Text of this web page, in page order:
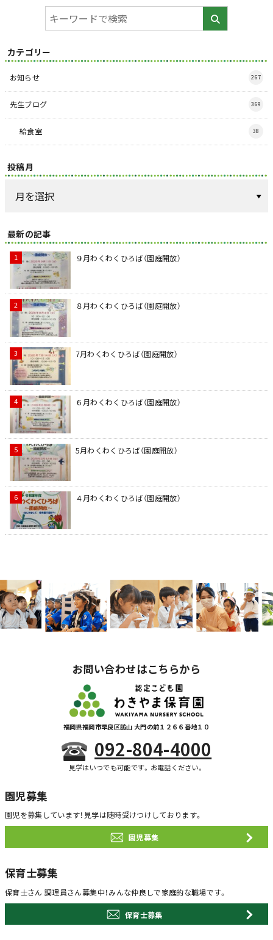
カテゴリー
お知らせ 267
先生ブログ 369
給食室 38
投稿月
最新の記事
９月わくわくひろば（園庭開放）
８月わくわくひろば（園庭開放）
7月わくわくひろば（園庭開放）
６月わくわくひろば（園庭開放）
5月わくわくひろば（園庭開放）
４月わくわくひろば（園庭開放）
お問い合わせはこちらから
福岡県福岡市早良区脇山 大門の前１２６６番地１０
092-804-4000
見学はいつでも可能です。お電話ください。
園児募集
園児を募集しています！ 見学は随時受けつけしております。
園児募集
保育士募集
保育士さん 調理員さん募集中！みんな仲良しで家庭的な職場です。
保育士募集